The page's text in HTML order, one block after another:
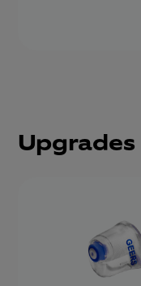
Upgrades